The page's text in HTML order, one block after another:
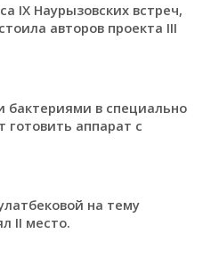
ІХ Наурызовских встреч,
авторов проекта ІІІ
бактериями в специально
готовить аппарат с
на тему
ІІ место.